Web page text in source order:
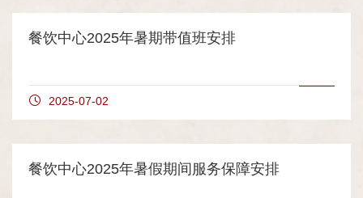
餐饮中心2025年暑期带值班安排
2025-07-02
餐饮中心2025年暑假期间服务保障安排